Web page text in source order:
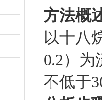
方法概
以十八
0.2）为
不低于